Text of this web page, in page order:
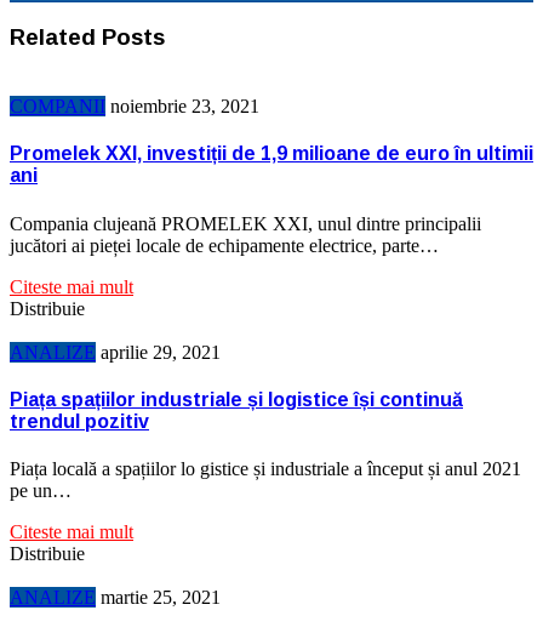
Related Posts
COMPANII noiembrie 23, 2021
Promelek XXI, investiții de 1,9 milioane de euro în ultimii
ani
Compania clujeană PROMELEK XXI, unul dintre principalii
jucători ai pieței locale de echipamente electrice, parte…
Citeste mai mult
Distribuie
ANALIZE aprilie 29, 2021
Piața spațiilor industriale și logistice își continuă
trendul pozitiv
Piața locală a spațiilor lo gistice și industriale a început și anul 2021
pe un…
Citeste mai mult
Distribuie
ANALIZE martie 25, 2021